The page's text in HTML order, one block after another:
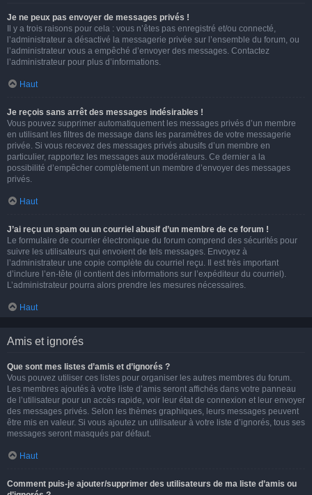
Je ne peux pas envoyer de messages privés !
Il y a trois raisons pour cela : vous n’êtes pas enregistré et/ou connecté,
l’administrateur a désactivé la messagerie privée sur l’ensemble du forum, ou
l’administrateur vous a empêché d’envoyer des messages. Contactez
l’administrateur pour plus d’informations.
Haut
Je reçois sans arrêt des messages indésirables !
Vous pouvez supprimer automatiquement les messages privés d’un membre
en utilisant les filtres de message dans les paramètres de votre messagerie
privée. Si vous recevez des messages privés abusifs d’un membre en
particulier, rapportez les messages aux modérateurs. Ce dernier a la
possibilité d’empêcher complètement un membre d’envoyer des messages
privés.
Haut
J’ai reçu un spam ou un courriel abusif d’un membre de ce forum !
Le formulaire de courrier électronique du forum comprend des sécurités pour
suivre les utilisateurs qui envoient de tels messages. Envoyez à
l’administrateur une copie complète du courriel reçu. Il est très important
d’inclure l’en-tête (il contient des informations sur l’expéditeur du courriel).
L’administrateur pourra alors prendre les mesures nécessaires.
Haut
Amis et ignorés
Que sont mes listes d’amis et d’ignorés ?
Vous pouvez utiliser ces listes pour organiser les autres membres du forum.
Les membres ajoutés à votre liste d’amis seront affichés dans votre panneau
de l’utilisateur pour un accès rapide, voir leur état de connexion et leur envoyer
des messages privés. Selon les thèmes graphiques, leurs messages peuvent
être mis en valeur. Si vous ajoutez un utilisateur à votre liste d’ignorés, tous ses
messages seront masqués par défaut.
Haut
Comment puis-je ajouter/supprimer des utilisateurs de ma liste d’amis ou